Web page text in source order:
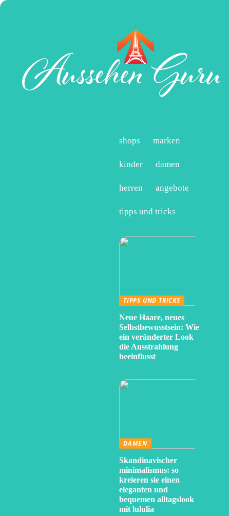
shops marken
kinder damen
herren angebote
tipps und tricks
TIPPS UND TRICKS
Neue Haare, neues
Selbstbewusstsein: Wie
ein veränderter Look
die Ausstrahlung
beeinflusst
DAMEN
Skandinavischer
minimalismus: so
kreieren sie einen
eleganten und
bequemen alltagslook
mit lululia